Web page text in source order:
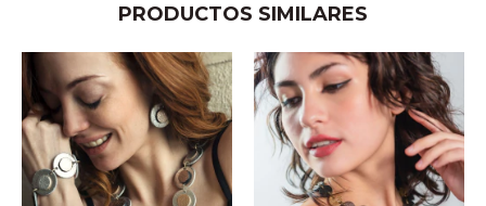
PRODUCTOS SIMILARES